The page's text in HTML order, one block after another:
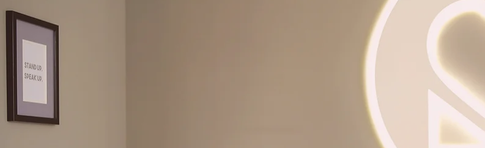
BUSINESS GROUP
Family Office by Sandra Herdering.